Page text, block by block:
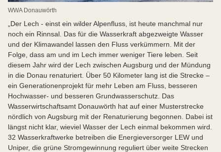
WWA Donauwörth
„Der Lech - einst ein wilder Alpenfluss, ist heute manchmal nur
noch ein Rinnsal. Das für die Wasserkraft abgezweigte Wasser
und der Klimawandel lassen den Fluss verkümmern. Mit der
Folge, dass am und im Lech immer weniger Tiere leben. Seit
diesem Jahr wird der Lech zwischen Augsburg und der Mündung
in die Donau renaturiert. Über 50 Kilometer lang ist die Strecke –
ein Generationenprojekt für mehr Leben am Fluss, besseren
Hochwasser- und besseren Grundwasserschutz. Das
Wasserwirtschaftsamt Donauwörth hat auf einer Musterstrecke
nördlich von Augsburg mit der Renaturierung begonnen. Dabei ist
längst nicht klar, wieviel Wasser der Lech einmal bekommen wird.
32 Wasserkraftwerke betreiben die Energieversorger LEW und
Uniper, die grüne Stromgewinnung reguliert über weite Strecken